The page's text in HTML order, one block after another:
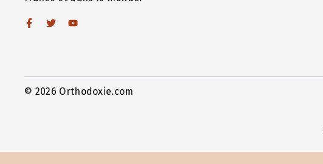
© 2026 Orthodoxie.com